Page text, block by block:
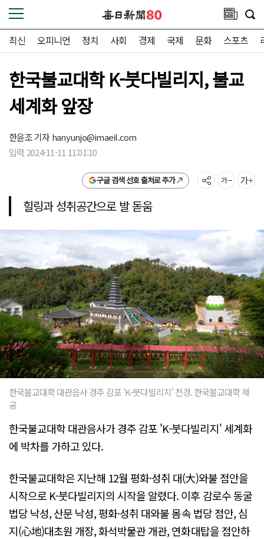
최신 오피니언 정치 사회 경제 국제 문화 스포츠
한국불교대학 K-붓다빌리지, 불교
세계화 앞장
한윤조 기자hanyunjo@imaeil.com
입력 2024-11-11 11:01:10
구글 검색 선호 출처로 추가
힐링과 성취공간으로 발 돋움
한국불교대학 대관음사 경주 감포 'K-붓다빌리지' 전경. 한국불교대학 제
공
한국불교대학 대관음사가 경주 감포 'K-붓다빌리지' 세계화
에 박차를 가하고 있다.
한국불교대학은 지난해 12월 평화·성취 대(大)와불 점안을
시작으로 K-붓다빌리지의 시작을 알렸다. 이후 감로수 동굴
법당 낙성, 산문 낙성, 평화·성취 대와불 몸속 법당 점안, 심
지(心地)대초원 개장, 화석박물관 개관, 연화대탑을 점안하